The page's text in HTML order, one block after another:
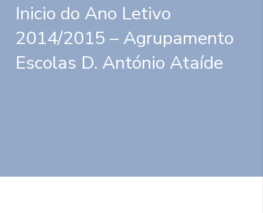
Inicio do Ano Letivo
2014/2015 – Agrupamento
Escolas D. António Ataíde